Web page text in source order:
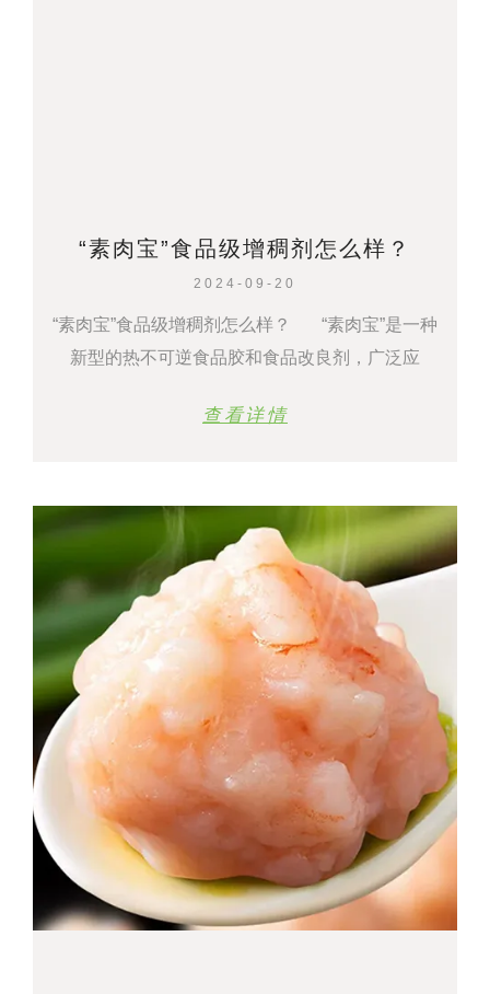
“素肉宝”食品级增稠剂怎么样？
2024-09-20
“素肉宝”食品级增稠剂怎么样？ “素肉宝”是一种
新型的热不可逆食品胶和食品改良剂，广泛应
查看详情